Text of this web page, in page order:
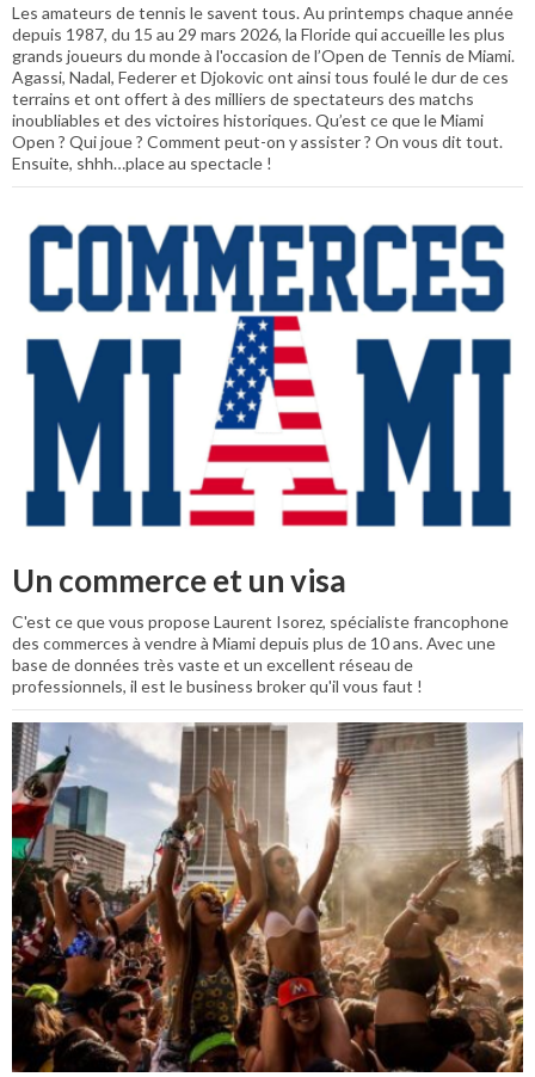
Les amateurs de tennis le savent tous. Au printemps chaque année
depuis 1987, du 15 au 29 mars 2026, la Floride qui accueille les plus
grands joueurs du monde à l'occasion de l’Open de Tennis de Miami.
Agassi, Nadal, Federer et Djokovic ont ainsi tous foulé le dur de ces
terrains et ont offert à des milliers de spectateurs des matchs
inoubliables et des victoires historiques. Qu’est ce que le Miami
Open ? Qui joue ? Comment peut-on y assister ? On vous dit tout.
Ensuite, shhh…place au spectacle !
Un commerce et un visa
C'est ce que vous propose Laurent Isorez, spécialiste francophone
des commerces à vendre à Miami depuis plus de 10 ans. Avec une
base de données très vaste et un excellent réseau de
professionnels, il est le business broker qu'il vous faut !